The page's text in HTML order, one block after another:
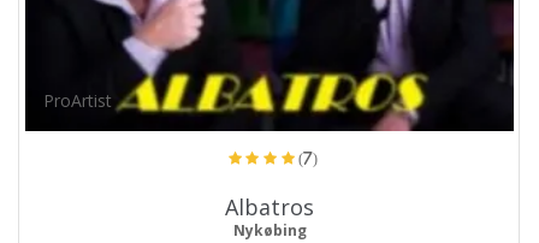
ProArtist
(7)
Albatros
Nykøbing